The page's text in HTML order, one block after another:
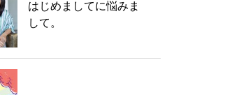
はじめましてに悩みま
して。